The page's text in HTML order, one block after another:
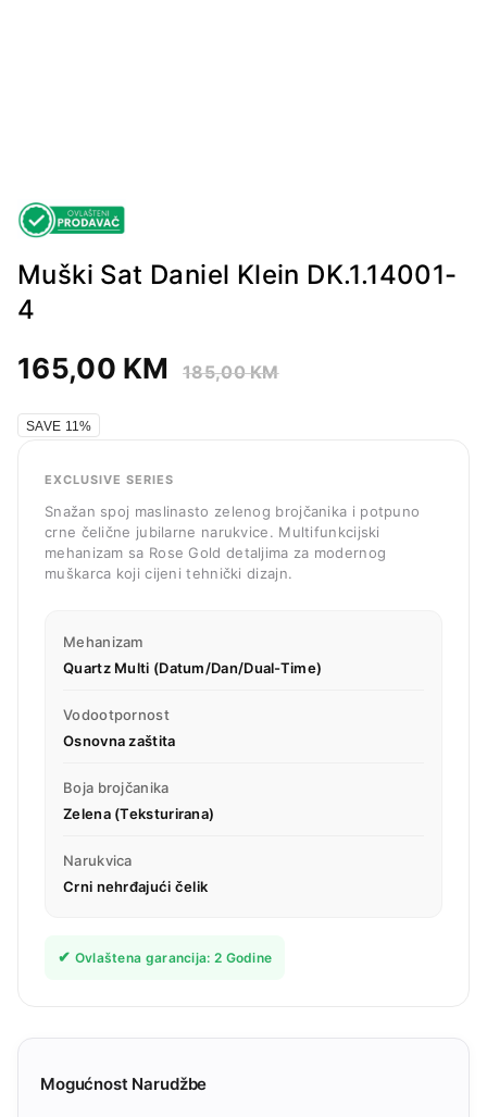
Muški Sat Daniel Klein DK.1.14001-
4
165,00 KM 185,00KM
SAVE 11%
EXCLUSIVE SERIES
Snažan spoj maslinasto zelenog brojčanika i potpuno
crne čelične jubilarne narukvice. Multifunkcijski
mehanizam sa Rose Gold detaljima za modernog
muškarca koji cijeni tehnički dizajn.
Mehanizam
Quartz Multi (Datum/Dan/Dual-Time)
Vodootpornost
Osnovna zaštita
Boja brojčanika
Zelena (Teksturirana)
Narukvica
Crni nehrđajući čelik
✔ Ovlaštena garancija: 2 Godine
Mogućnost Narudžbe